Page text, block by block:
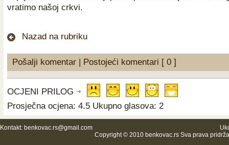
vratimo našoj crkvi.
Nazad na rubriku
Pošalji komentar | Postojeći komentari [ 0 ]
OCJENI PRILOG
Prosječna ocjena: 4.5 Ukupno glasova: 2
Kontakt: benkovac.rs@gmail.com
Copyright © 2010 benkovac.rs Sva prava